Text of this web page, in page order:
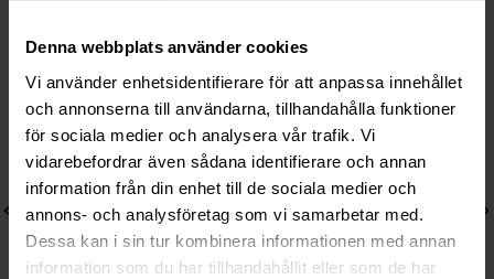
Denna webbplats använder cookies
Vi använder enhetsidentifierare för att anpassa innehållet
och annonserna till användarna, tillhandahålla funktioner
för sociala medier och analysera vår trafik. Vi
vidarebefordrar även sådana identifierare och annan
information från din enhet till de sociala medier och
annons- och analysföretag som vi samarbetar med.
Dessa kan i sin tur kombinera informationen med annan
information som du har tillhandahållit eller som de har